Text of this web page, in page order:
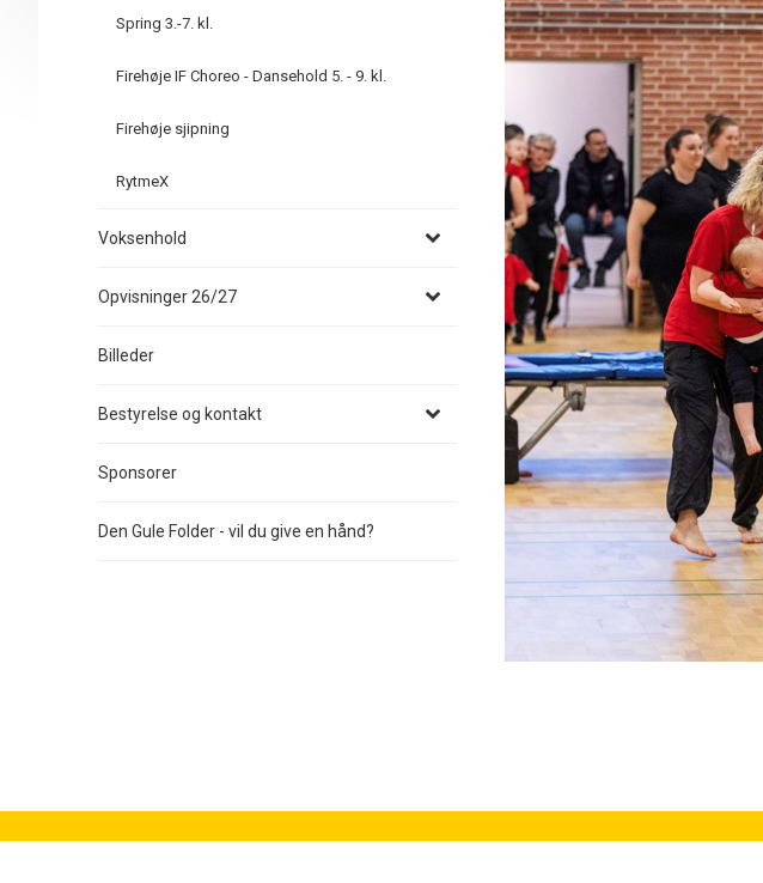
Spring 3.-7. kl.
Firehøje IF Choreo - Dansehold 5. - 9. kl.
Firehøje sjipning
RytmeX
Voksenhold
Opvisninger 26/27
Billeder
Bestyrelse og kontakt
Sponsorer
Den Gule Folder - vil du give en hånd?